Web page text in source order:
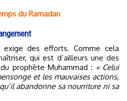
du Ramadan
qui est d’ailleurs une des
prophète Muhammad : « Celui
et les mauvaises actions,
abandonne sa nourriture ni sa